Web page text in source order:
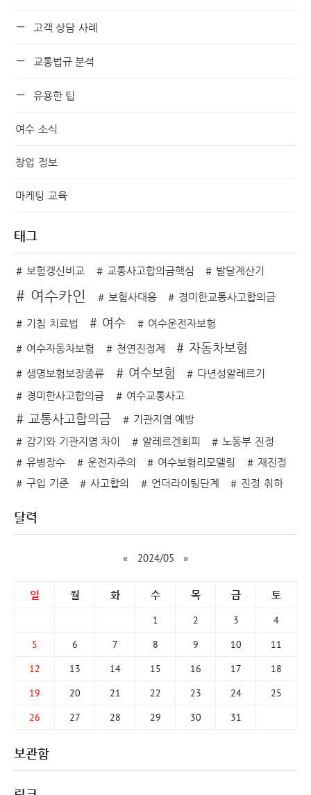
고객 상담 사례
교통법규 분석
유용한 팁
여수 소식
창업 정보
마케팅 교육
태그
보험갱신비교 교통사고합의금핵심 발달계산기
여수카인 보험사대응 경미한교통사고합의금
기침 치료법 여수 여수운전자보험
여수자동차보험 천연진정제 자동차보험
생명보험보장종류 여수보험
다년성알레르기
경미한사고합의금
여수교통사고
교통사고합의금
기관지염 예방
감기와 기관지염 차이
알레르겐회피
노동부 진정
유병장수
운전자주의 여수보험리모델링
재진정
구입 기준
사고합의 언더라이팅단계 진정 취하
달력
« 2024/05 »
일 월 화 수 목 금 토
1 2 3
4
5
6 7 8 9 10
11
12
13 14 15 16 17
18
19
20 21 22 23 24
25
26
27 28 29 30 31
보관함